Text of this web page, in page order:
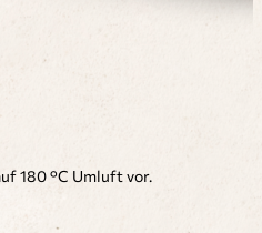
180 °C Umluft vor.